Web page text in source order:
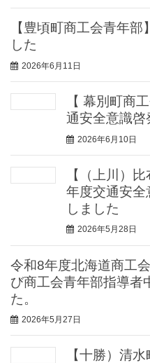
【豊頃町商工会青年
した
2026年6月11日
【 幕別町商
通安全意識啓
2026年6月10日
【（上川）
年度交通安全
しました
2026年5月28日
令和8年度北海道商工
び商工会青年部指導者
た。
2026年5月27日
【十勝）清